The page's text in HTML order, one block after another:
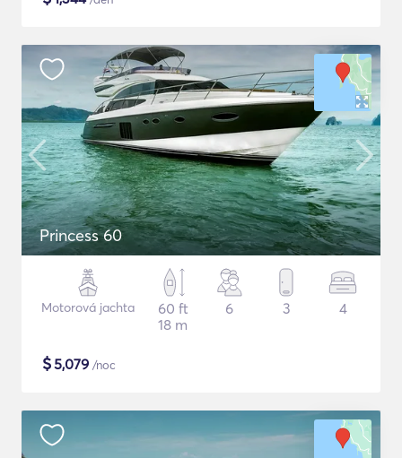
Princess 60
Motorová jachta
60 ft
18 m
6 3 4
$5,079 /noc